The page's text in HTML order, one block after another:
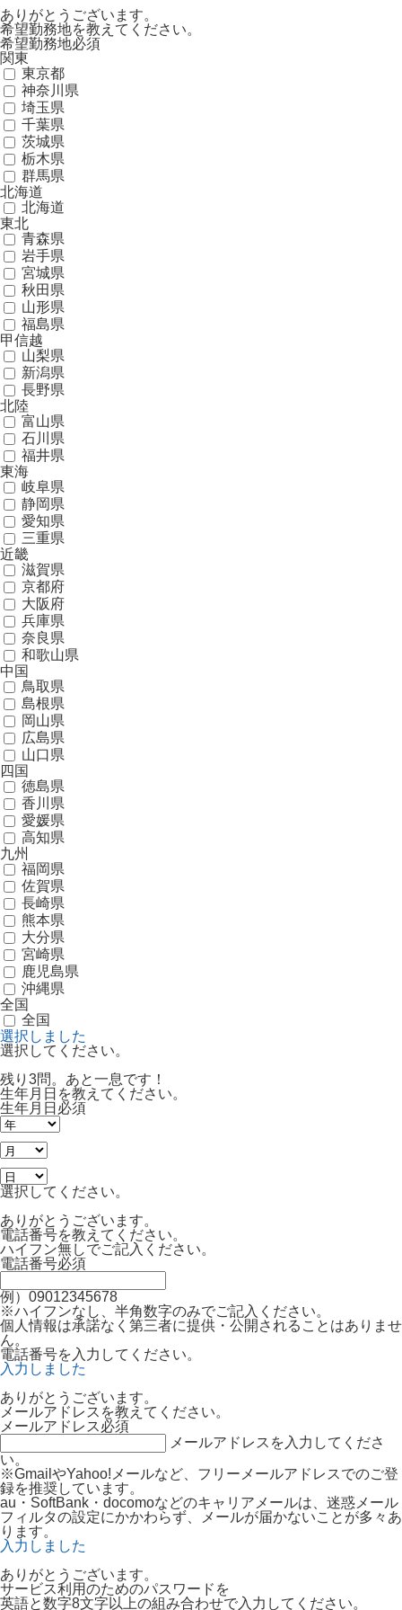
ありがとうございます。
希望勤務地を教えてください。
希望勤務地必須
関東
東京都
神奈川県
埼玉県
千葉県
茨城県
栃木県
群馬県
北海道
北海道
東北
青森県
岩手県
宮城県
秋田県
山形県
福島県
甲信越
山梨県
新潟県
長野県
北陸
富山県
石川県
福井県
東海
岐阜県
静岡県
愛知県
三重県
近畿
滋賀県
京都府
大阪府
兵庫県
奈良県
和歌山県
中国
鳥取県
島根県
岡山県
広島県
山口県
四国
徳島県
香川県
愛媛県
高知県
九州
福岡県
佐賀県
長崎県
熊本県
大分県
宮崎県
鹿児島県
沖縄県
全国
全国
選択しました
選択してください。
残り3問。あと一息です！
生年月日を教えてください。
生年月日 必須
選択してください。
ありがとうございます。
電話番号を教えてください。
ハイフン無しでご記入ください。
電話番号必須
例）09012345678
※ハイフンなし、半角数字のみでご記入ください。
個人情報は承諾なく第三者に提供・公開されることはありませ
ん。
電話番号を入力してください。
入力しました
ありがとうございます。
メールアドレスを教えてください。
メールアドレス必須
メールアドレスを入力してくださ
い。
※GmailやYahoo!メールなど、フリーメールアドレスでのご登
録を推奨しています。
au・SoftBank・docomoなどのキャリアメールは、迷惑メール
フィルタの設定にかかわらず、メールが届かないことが多々あ
ります。
入力しました
ありがとうございます。
サービス利用のためのパスワードを
英語と数字8文字以上の組み合わせで入力してください。